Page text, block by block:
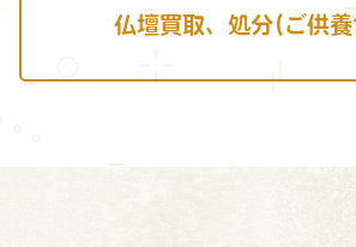
仏壇買取、処分(ご供